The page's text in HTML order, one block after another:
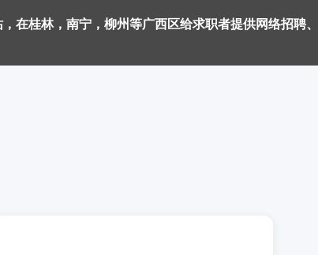
在桂林，南宁，柳州等广西区给求职者提供网络招聘